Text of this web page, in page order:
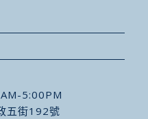
5:00PM
五街192號